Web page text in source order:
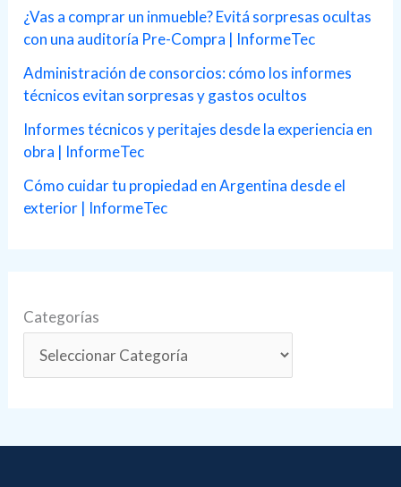
r
:
¿Vas a comprar un inmueble? Evitá sorpresas ocultas
con una auditoría Pre-Compra | InformeTec
Administración de consorcios: cómo los informes
técnicos evitan sorpresas y gastos ocultos
Informes técnicos y peritajes desde la experiencia en
obra | InformeTec
Cómo cuidar tu propiedad en Argentina desde el
exterior | InformeTec
Categorías